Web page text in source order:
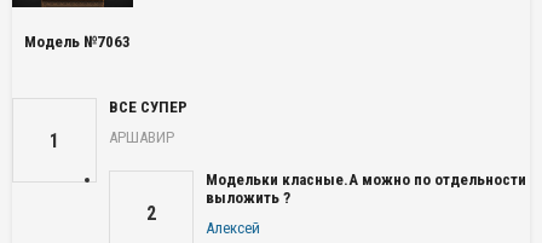
Модель №7063
1
ВСЕ СУПЕР
АРШАВИР
2
Модельки класные.А можно по отдельности
выложить ?
Алексей